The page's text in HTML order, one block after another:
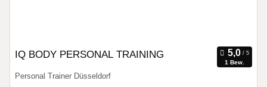
IQ BODY PERSONAL TRAINING
1 Bew.
Personal Trainer Düsseldorf